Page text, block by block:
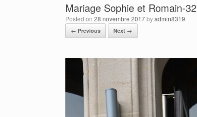
Mariage Sophie et Romain-32
Posted on 28 novembre 2017byadmin8319
← Previous Next →